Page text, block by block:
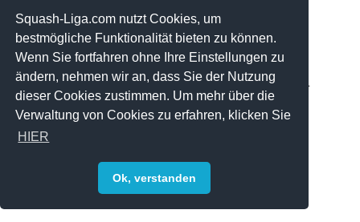
Squash-Liga.com nutzt Cookies, um
bestmögliche Funktionalität bieten zu können.
Wenn Sie fortfahren ohne Ihre Einstellungen zu
ändern, nehmen wir an, dass Sie der Nutzung
dieser Cookies zustimmen. Um mehr über die
Verwaltung von Cookies zu erfahren, klicken Sie
HIER
Ok, verstanden
© 2008-2026 by Squash-Liga.com Alle Rechte vorbehalten.
Impressum|Datenschutz|Sitemap